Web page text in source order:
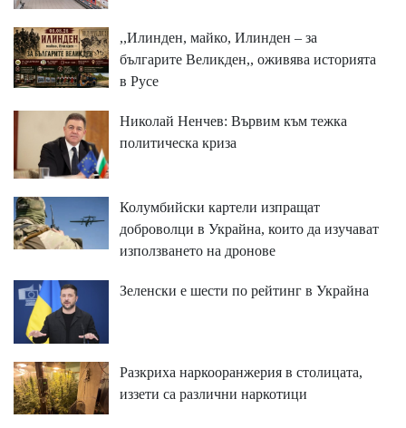
,,Илинден, майко, Илинден – за
българите Великден,, оживява историята
в Русе
Николай Ненчев: Вървим към тежка
политическа криза
Колумбийски картели изпращат
доброволци в Украйна, които да изучават
използването на дронове
Зеленски е шести по рейтинг в Украйна
Разкриха наркооранжерия в столицата,
иззети са различни наркотици